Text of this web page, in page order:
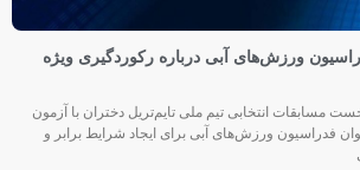
ورزش‌های آبی درباره رکوردگیری ویژه
مسابقات انتخابی تیم ملی تایم‌تریل دختران با آزمون
فدراسیون ورزش‌های آبی برای ایجاد شرایط برابر و